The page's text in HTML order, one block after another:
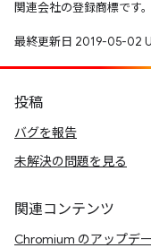
関連会社の登録商標です。
最終更新日 2019-05-02
投稿
バグを報告
未解決の問題を見る
関連コンテンツ
Chromium のアップデ